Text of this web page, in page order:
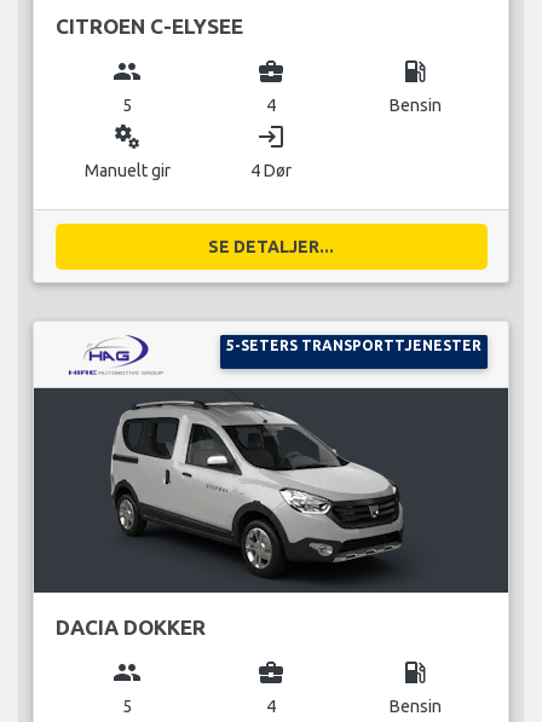
CITROEN C-ELYSEE
group
5
business_center
4
local_gas_station
Bensin
miscellaneous_services
Manuelt gir
login
4 Dør
SE DETALJER...
5-SETERS TRANSPORTTJENESTER
DACIA DOKKER
group
5
business_center
4
local_gas_station
Bensin